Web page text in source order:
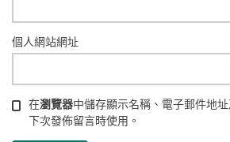
個人網站網址
在瀏覽器中儲存顯示名稱、電子郵件地
下次發佈留言時使用。